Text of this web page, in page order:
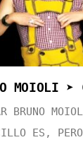
MOIOLI ➤
BRUNO
ES,